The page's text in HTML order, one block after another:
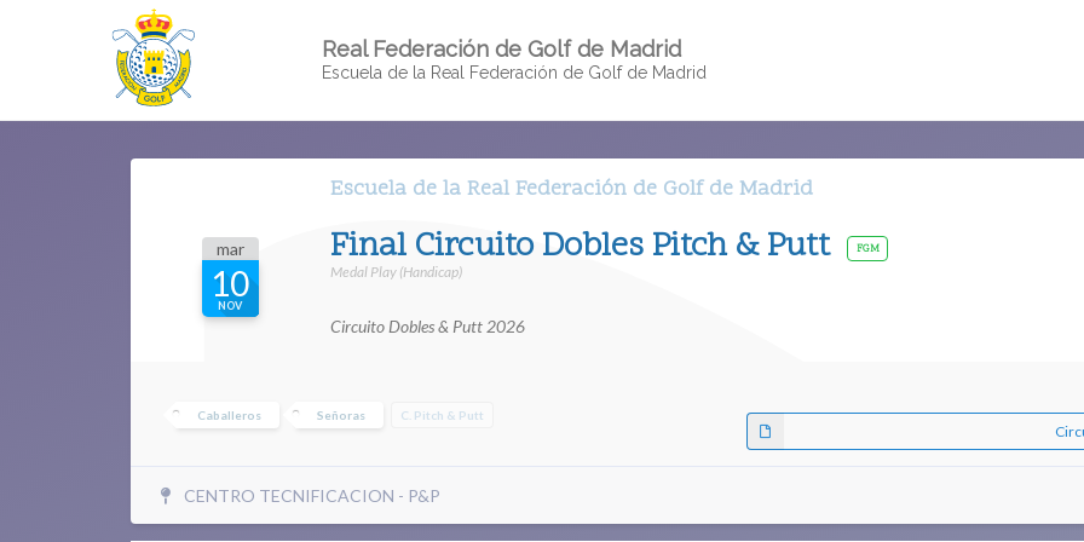
Real Federación de Golf de Madrid
Escuela de la Real Federación de Golf de Madrid
Escuela de la Real Federación de Golf de Madrid
mar
10
NOV
Final Circuito Dobles Pitch & Putt FGM
Medal Play (Handicap)
Circuito Dobles & Putt 2026
Caballeros Señoras C. Pitch & Putt
CENTRO TECNIFICACION - P&P